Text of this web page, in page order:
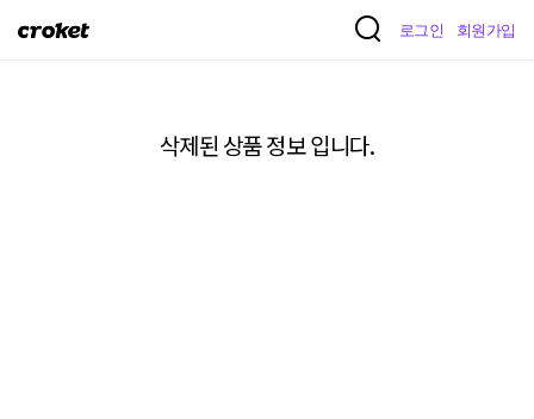
크
로그인 회원가입
삭제된 상품 정보 입니다.